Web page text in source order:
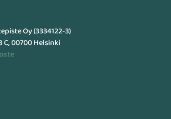
Oy (3334122-3)
C, 00700 Helsinki